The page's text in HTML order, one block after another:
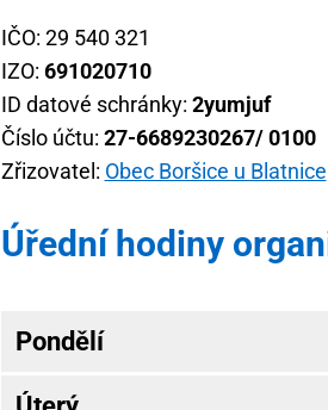
IČO: 29 540 321
IZO: 691020710
ID datové schránky: 2yumjuf
Číslo účtu: 27-6689230267/ 0100
Zřizovatel: Obec Boršice u Blatnice
Úřední hodiny
Pondělí